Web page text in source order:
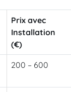
Prix avec
Installation
(€)
200 – 600